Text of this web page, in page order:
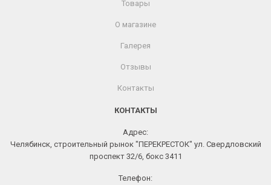
Товары
О магазине
Галерея
Отзывы
Контакты
КОНТАКТЫ
Адрес:
Челябинск, строительный рынок "ПЕРЕКРЕСТОК" ул. Свердловский
проспект 32/6, бокс 3411
Телефон: